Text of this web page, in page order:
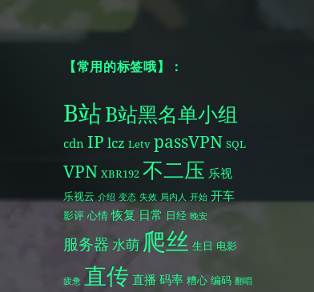
【常用的标签哦】：
B站B站黑名单小组
cdnIP lcz Letv passVPN SQL
VPN XBR192 不二压 乐视
乐视云 介绍 变态 失效 局内人 开始 开车
影评 心情 恢复 日常 日经 晚安
服务器 水萌 爬丝 生日 电影
疲惫 直传 直播 码率 糟心 编码 翻唱